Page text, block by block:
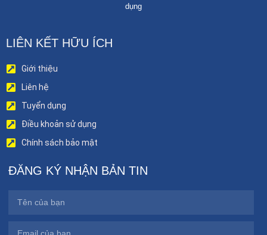
dụng
LIÊN KẾT HỮU ÍCH
Giới thiệu
Liên hệ
Tuyển dụng
Điều khoản sử dụng
Chính sách bảo mật
ĐĂNG KÝ NHẬN BẢN TIN